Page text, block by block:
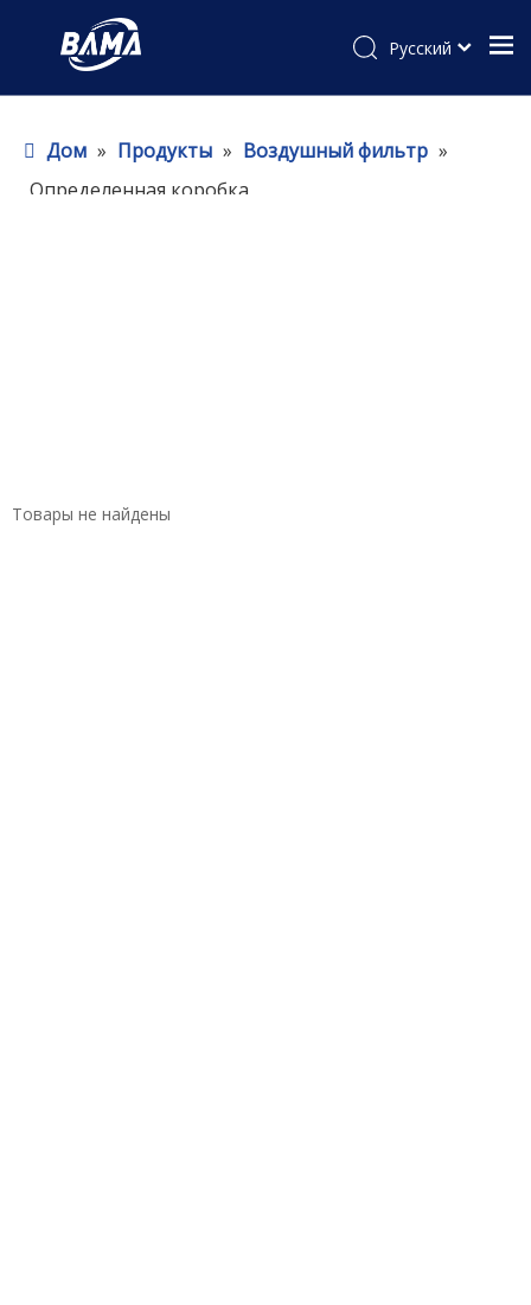
Pусский
Дом » Продукты » Воздушный фильтр »
Определенная коробка
Товары не найдены